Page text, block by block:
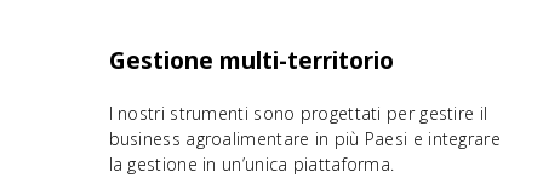
Gestione multi-territorio
I nostri strumenti sono progettati per gestire il
business agroalimentare in più Paesi e integrare
la gestione in un’unica piattaforma.